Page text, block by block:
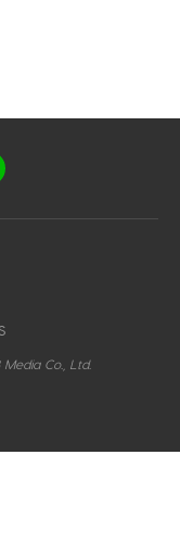
Media Co., Ltd.